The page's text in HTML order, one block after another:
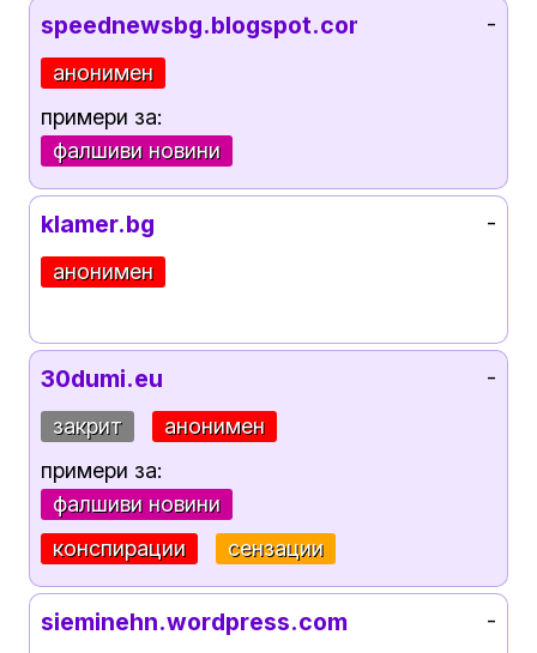
speednewsbg.blogspot.com
анонимен
примери за:
фалшиви новини
-
klamer.bg
анонимен
-
30dumi.eu
закрит
анонимен
примери за:
фалшиви новини
конспирации
сензации
-
sieminehn.wordpress.com -